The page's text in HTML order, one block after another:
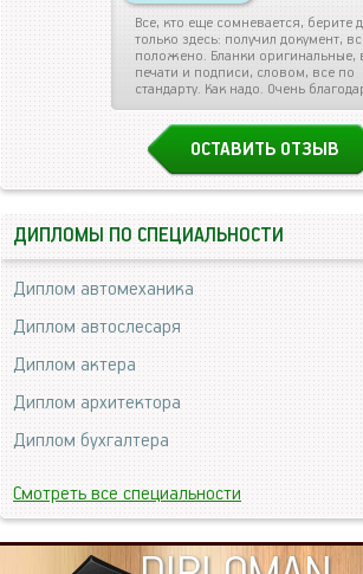
Все, кто еще сомневается, берите
только здесь: получил документ,
положено. Бланки оригинальные,
печати и подписи, словом, все по
стандарту. Как надо. Очень
ОСТАВИТЬ ОТЗЫВ
ДИПЛОМЫ ПО СПЕЦИАЛЬНОСТИ
Диплом автомеханика
Диплом автослесаря
Диплом актера
Диплом архитектора
Диплом бухгалтера
Смотреть все специальности